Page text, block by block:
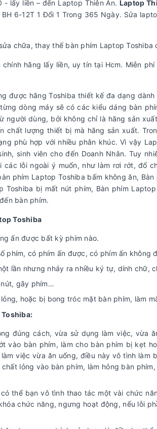
- lấy liền – đến Laptop Thiên Ân. Laptop
6-12T 1 Đổi 1 Trong 365 Ngày. Sửa
chữa, thay thế bàn phím Laptop Toshiba
hãng lấy liền, uy tín tại Hcm. Miễn
được hãng Toshiba thiết kế đa dạng
dòng máy sẽ có các kiểu dáng bàn
người dùng, bởi không chỉ là hãng sản
chất lượng thiết bị mà hãng sản xuất.
phù hợp với nhiều phân khúc. Vì vậy
sinh viên cho đến Doanh Nhân. Tuy
lỗi ngoài ý muốn, như làm rơi rớt, đổ
phím Laptop Toshiba bấm không ăn, Bàn
bị mất nút phím, Bàn phím
bàn phím.
Toshiba
ấn được bất kỳ phím nào.
phím, có phím ấn được, có phím ấn không
lần nhưng nhảy ra nhiều ký tự, dính chữ,
gãy phím…
hoặc bị bong tróc mặt bàn phím, làm
đúng cách, vừa sử dụng làm việc, vừa
vào bàn phím, làm cho bàn phím bị kẹt
việc vừa ăn uống, điều này vô tình làm
lỏng vào bàn phím, làm hỏng bàn
thể bạn vô tình thao tác một vài chức
chức năng, ngưng hoạt động, nếu lỗi